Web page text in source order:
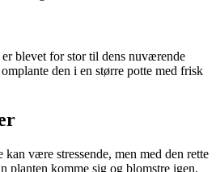
blevet for stor til dens nuværende
den i en større potte med frisk
kan være stressende, men med den rette
planten komme sig og blomstre igen.